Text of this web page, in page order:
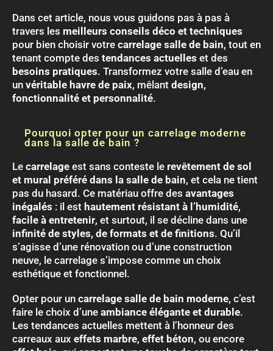
Dans cet article, nous vous guidons pas à pas à
travers les meilleurs conseils déco et techniques
pour bien choisir votre carrelage salle de bain, tout en
tenant compte des tendances actuelles et des
besoins pratiques. Transformez votre salle d’eau en
un véritable havre de paix, mêlant design,
fonctionnalité et personnalité.
Pourquoi opter pour un carrelage moderne
dans la salle de bain ?
Le carrelage est sans conteste le revêtement de sol
et mural préféré dans la salle de bain, et cela ne tient
pas du hasard. Ce matériau offre des avantages
inégalés : il est hautement résistant à l’humidité,
facile à entretenir, et surtout, il se décline dans une
infinité de styles, de formats et de finitions. Qu’il
s’agisse d’une rénovation ou d’une construction
neuve, le carrelage s’impose comme un choix
esthétique et fonctionnel.
Opter pour un carrelage salle de bain moderne, c’est
faire le choix d’une ambiance élégante et durable.
Les tendances actuelles mettent à l’honneur des
carreaux aux effets marbre, effet béton, ou encore